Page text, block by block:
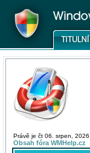
Právě je čt 06. srpen,
Obsah fóra WMHelp.cz